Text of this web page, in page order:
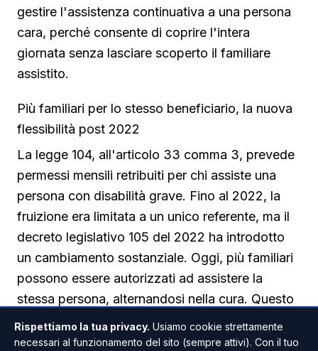
gestire l'assistenza continuativa a una persona
cara, perché consente di coprire l'intera
giornata senza lasciare scoperto il familiare
assistito.
Più familiari per lo stesso beneficiario, la nuova
flessibilità post 2022
La legge 104, all'articolo 33 comma 3, prevede
permessi mensili retribuiti per chi assiste una
persona con disabilità grave. Fino al 2022, la
fruizione era limitata a un unico referente, ma il
decreto legislativo 105 del 2022 ha introdotto
un cambiamento sostanziale. Oggi, più familiari
possono essere autorizzati ad assistere la
stessa persona, alternandosi nella cura. Questo
ha ampliato le possibilità, ma ha anche generato
dubbi sulla gestione pratica dei permessi, in
Rispettiamo la tua privacy. Usiamo cookie strettamente
necessari al funzionamento del sito (sempre attivi). Con il tuo